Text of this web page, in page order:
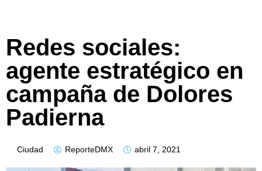
Redes sociales:
agente estratégico en
campaña de Dolores
Padierna
Ciudad ReporteDMX abril 7, 2021